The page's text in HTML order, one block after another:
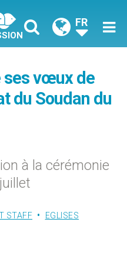
FR
ses vœux de
du Soudan du
à la cérémonie
STAFF
EGLISES